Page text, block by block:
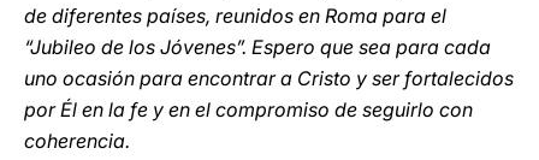
de diferentes países, reunidos en Roma para el
“Jubileo de los Jóvenes”. Espero que sea para cada
uno ocasión para encontrar a Cristo y ser fortalecidos
por Él en la fe y en el compromiso de seguirlo con
coherencia.